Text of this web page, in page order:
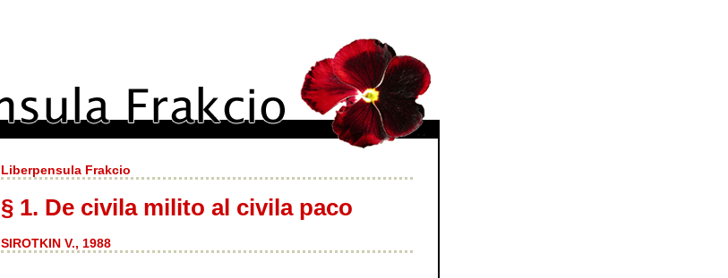
Liberpensula Frakcio
§ 1. De civila milito al civila paco
SIROTKIN V., 1988